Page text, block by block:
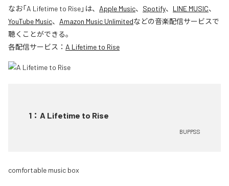
なお「A Lifetime to Rise」は、 Apple Music、 Spotify、 LINE MUSIC、
YouTube Music、 Amazon Music Unlimitedなどの音楽配信サービスで
聴くことができる。
各配信サービス： A Lifetime to Rise
1 ： A Lifetime to Rise
BUPPSS
comfortable music box